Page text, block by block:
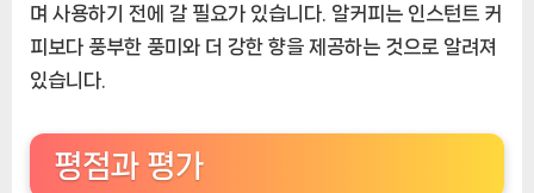
며 사용하기 전에 갈 필요가 있습니다. 알커피는 인스턴트 커
피보다 풍부한 풍미와 더 강한 향을 제공하는 것으로 알려져
있습니다.
평점과 평가